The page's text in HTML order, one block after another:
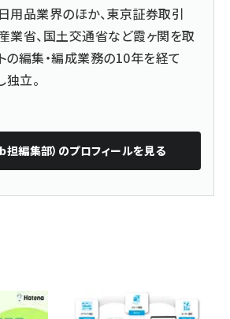
用品業界のほか、東京証券取引
業省、国土交通省など霞ヶ関を取
の編集・編成業務の10年を経て
立。
編集部） のプロフィールを見る